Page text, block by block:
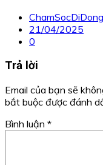
21/04/2025
0
Trả lời
Email của bạn sẽ
bắt buộc được đánh
Bình luận *